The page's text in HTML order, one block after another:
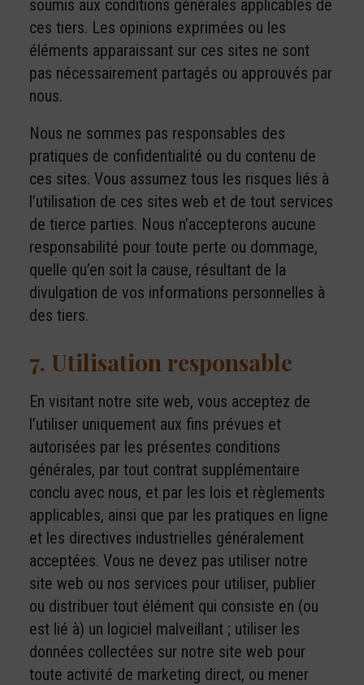
soumis aux conditions générales applicables de
ces tiers. Les opinions exprimées ou les
éléments apparaissant sur ces sites ne sont
pas nécessairement partagés ou approuvés par
nous.
Nous ne sommes pas responsables des
pratiques de confidentialité ou du contenu de
ces sites. Vous assumez tous les risques liés à
l’utilisation de ces sites web et de tout services
de tierce parties. Nous n’accepterons aucune
responsabilité pour toute perte ou dommage,
quelle qu’en soit la cause, résultant de la
divulgation de vos informations personnelles à
des tiers.
7. Utilisation responsable
En visitant notre site web, vous acceptez de
l’utiliser uniquement aux fins prévues et
autorisées par les présentes conditions
générales, par tout contrat supplémentaire
conclu avec nous, et par les lois et règlements
applicables, ainsi que par les pratiques en ligne
et les directives industrielles généralement
acceptées. Vous ne devez pas utiliser notre
site web ou nos services pour utiliser, publier
ou distribuer tout élément qui consiste en (ou
est lié à) un logiciel malveillant ; utiliser les
données collectées sur notre site web pour
toute activité de marketing direct, ou mener